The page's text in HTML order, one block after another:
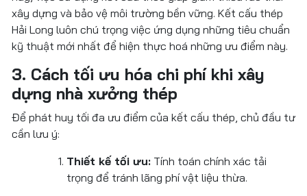
xây dựng và bảo vệ môi trường bền vững. Kết cấu thép
Hải Long luôn chú trọng việc ứng dụng những tiêu chuẩn
kỹ thuật mới nhất để hiện thực hoá những ưu điểm này.
3. Cách tối ưu hóa chi phí khi xây
dựng nhà xưởng thép
Để phát huy tối đa ưu điểm của kết cấu thép, chủ đầu tư
cần lưu ý:
Thiết kế tối ưu: Tính toán chính xác tải
trọng để tránh lãng phí vật liệu thừa.